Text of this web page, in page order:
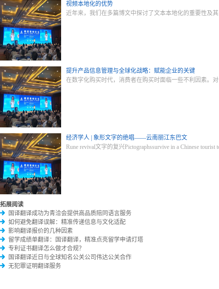
视频本地化的优势
近年来，我们在多篇博文中探讨了文本本地化的重要性及
提升产品信息管理与全球化战略：赋能企业的关键
在数字化购买时代，消费者在购买时面临一些不利因素。
经济学人 | 象形文字的绝唱——云南丽江东巴文
Rune revival文字的复兴Pictographssurvive in a Chinese
拓展阅读
国译翻译成功为青洽会提供高品质陪同语言服务
如何避免翻译误解：精准传递信息与文化适配
影响翻译报价的几种因素
留学成绩单翻译：国译翻译，精准点亮留学申请灯塔
专利证书翻译怎么做才合规？
国译翻译近日与全球知名公关公司伟达公关合作
无犯罪证明翻译服务